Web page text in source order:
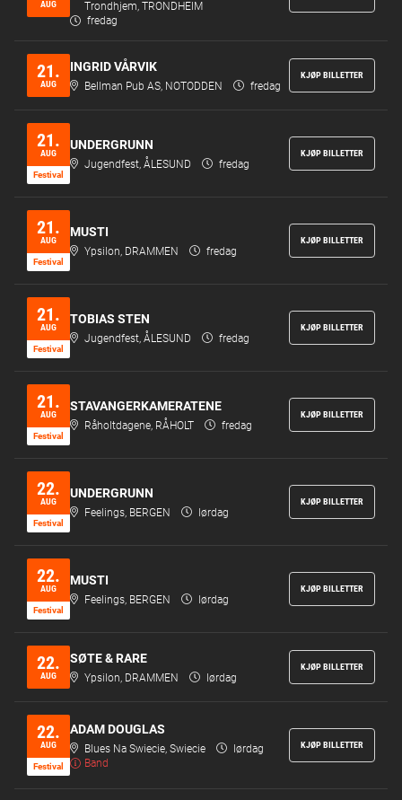
AUG
Trondhjem, TRONDHEIM
fredag
21.
AUG
INGRID VÅRVIK
Bellman Pub AS, NOTODDEN fredag
KJØP BILLETTER
21.
AUG
Festi­val
UNDERGRUNN
Jugendfest, ÅLESUND fredag
KJØP BILLETTER
21.
AUG
Festi­val
MUSTI
Ypsilon, DRAMMEN fredag
KJØP BILLETTER
21.
AUG
Festi­val
TOBIAS STEN
Jugendfest, ÅLESUND fredag
KJØP BILLETTER
21.
AUG
Festi­val
STAVANGERKAMERATENE
Råholtdagene, RÅHOLT fredag
KJØP BILLETTER
22.
AUG
Festi­val
UNDERGRUNN
Feelings, BERGEN lørdag
KJØP BILLETTER
22.
AUG
Festi­val
MUSTI
Feelings, BERGEN lørdag
KJØP BILLETTER
22.
AUG
SØTE & RARE
Ypsilon, DRAMMEN lørdag
KJØP BILLETTER
22.
AUG
Festi­val
ADAM DOUGLAS
Blues Na Swiecie, Swiecie
lørdag
Band
KJØP BILLETTER